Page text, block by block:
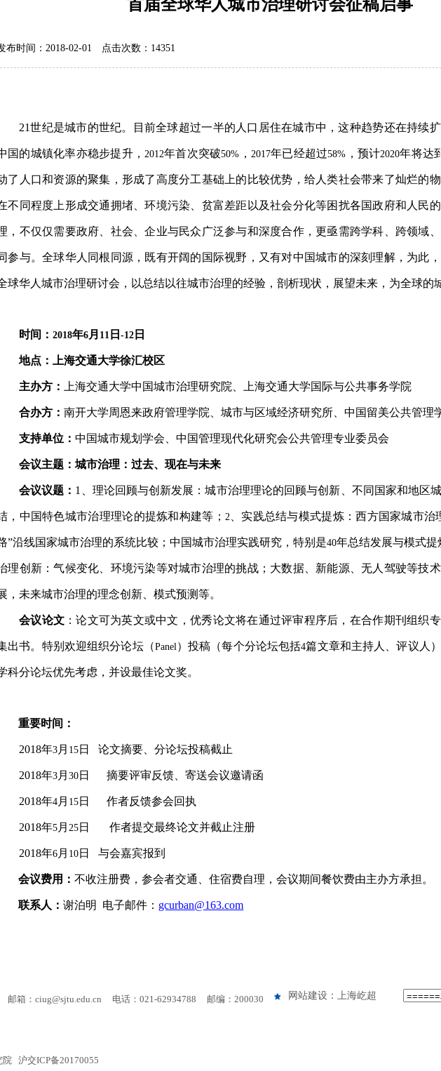
首届全球华人城市治理研讨会征稿启事
布时间：2018-02-01 点击次数：14351
21世纪是城市的世纪。目前全球超过一半的人口居住在城市中 ，这种趋势还在持续
国的城镇化率亦稳步提升， 2012年首次突破50% ， 2017年已经超过58% ，预计2020年将达
了人口和资源的聚集，形成了高度分工基础上的比较优势，给人类社会带来了灿烂的物
不同程度上形成交通拥堵、环境污染、贫富差距以及社会分化等困扰各国政府和人民的
，不仅仅需要政府、社会、企业与民众广泛参与和深度合作，更亟需跨学科、跨领域
参与。全球华人同根同源，既有开阔的国际视野，又有对中国城市的深刻理解，为此
球华人城市治理研讨会，以总结以往城市治理的经验，剖析现状，展望未来，为全球的
时间： 2018年6 月 11 日 -12 日
地点：上海交通大学徐汇校区
主办方： 上海交通大学中国城市治理研究院、上海交通大学国际与公共事务学院
合办方： 南开大学周恩来政府管理学院、城市与区域经济研究所、中国留美公共管理
支持单位： 中国城市规划学会、中国管理现代化研究会公共管理专业委员会
会议主题：城市治理：过去、现在与未来
会议议题： 1 、理论回顾与创新发展：城市治理理论的回顾与创新、不同国家和地区
，中国特色城市治理理论的提炼和构建等； 2 、实践总结与模式提炼：西方国家城市治
”沿线国家城市治理的系统比较；中国城市治理实践研究，特别是40年总结发展与模式提
理创新：气候变化、环境污染等对城市治理的挑战；大数据、新能源、无人驾驶等技
，未来城市治理的理念创新、模式预测等。
会议论文 ：论文可为英文或中文，优秀论文将在通过评审程序后，在合作期刊组织
出书。特别欢迎组织分论坛（Panel）投稿（每个分论坛包括4篇文章和主持人、评议人
科分论坛优先考虑，并设最佳论文奖。
重要时间：
2018年3 月 15 日 论文摘要、分论坛投稿截止
2018年3 月 30 日 摘要评审反馈、寄送会议邀请函
2018年4 月 15 日 作者反馈参会回执
2018年5 月 25 日 作者提交最终论文并截止注册
2018年6 月 10 日 与会嘉宾报到
会议费用：不收注册费，参会者交通、住宿费自理，会议期间餐饮费由主办方承担。
联系人：谢泊明 电子邮件： gcurban@163.com
邮箱：ciug@sjtu.edu.cn 电话：021-62934788 邮编：200030
沪交ICP备20170055
网站建设：上海屹超